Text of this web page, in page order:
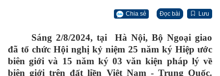
Chia sẻ Đọc bài Lưu
Sáng 2/8/2024, tại Hà Nội, Bộ Ngoại giao
đã tổ chức Hội nghị kỷ niệm 25 năm ký Hiệp ước
biên giới và 15 năm ký 03 văn kiện pháp lý về
biên giới trên đất liền Việt Nam - Trung Quốc.